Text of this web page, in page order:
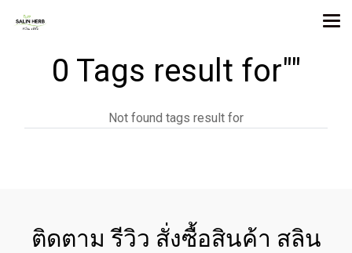
0 Tags result for""
Not found tags result for
ติดตาม รีวิว สั่งซื้อสินค้า สลิน